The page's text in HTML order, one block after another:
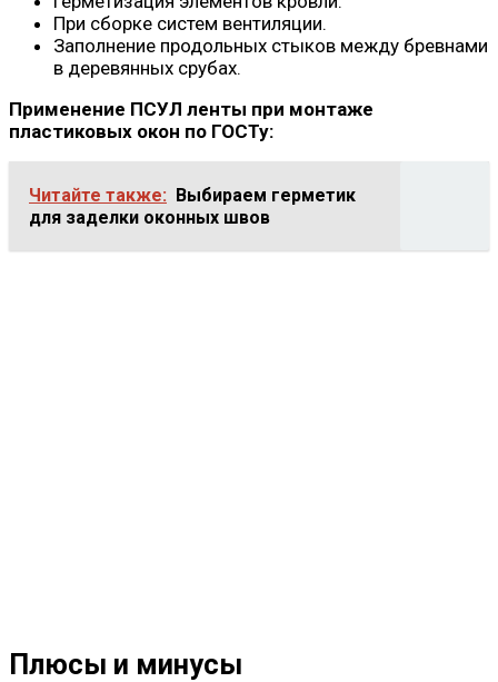
При сборке систем вентиляции.
Заполнение продольных стыков между бревнами
в деревянных срубах.
Применение ПСУЛ ленты при монтаже
пластиковых окон по ГОСТу:
Читайте также: Выбираем герметик
для заделки оконных швов
Плюсы и минусы